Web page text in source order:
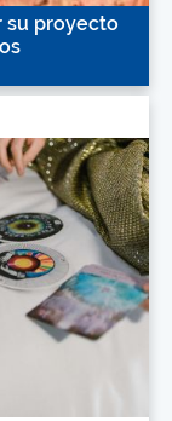
su proyecto